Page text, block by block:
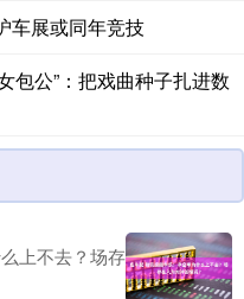
车展或同年竞技
包公”：把戏曲种子扎进数
上不去？场存